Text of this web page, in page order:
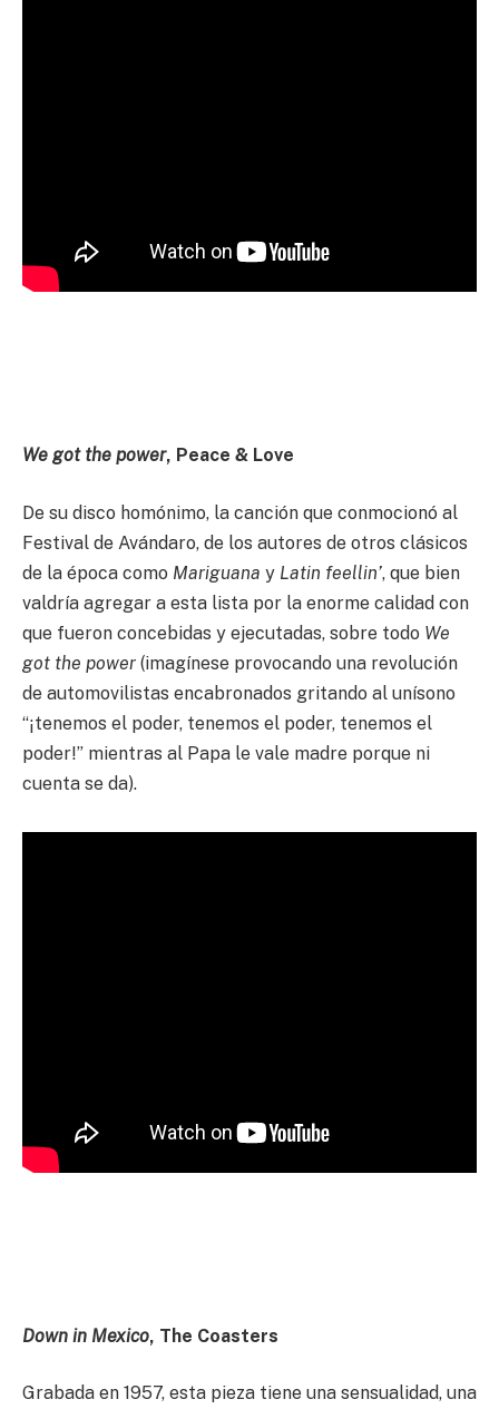
We got the power, Peace & Love
De su disco homónimo, la canción que conmocionó al
Festival de Avándaro, de los autores de otros clásicos
de la época como Mariguana y Latin feellin’, que bien
valdría agregar a esta lista por la enorme calidad con
que fueron concebidas y ejecutadas, sobre todo We
got the power (imagínese provocando una revolución
de automovilistas encabronados gritando al unísono
“¡tenemos el poder, tenemos el poder, tenemos el
poder!” mientras al Papa le vale madre porque ni
cuenta se da).
Down in Mexico, The Coasters
Grabada en 1957, esta pieza tiene una sensualidad, una